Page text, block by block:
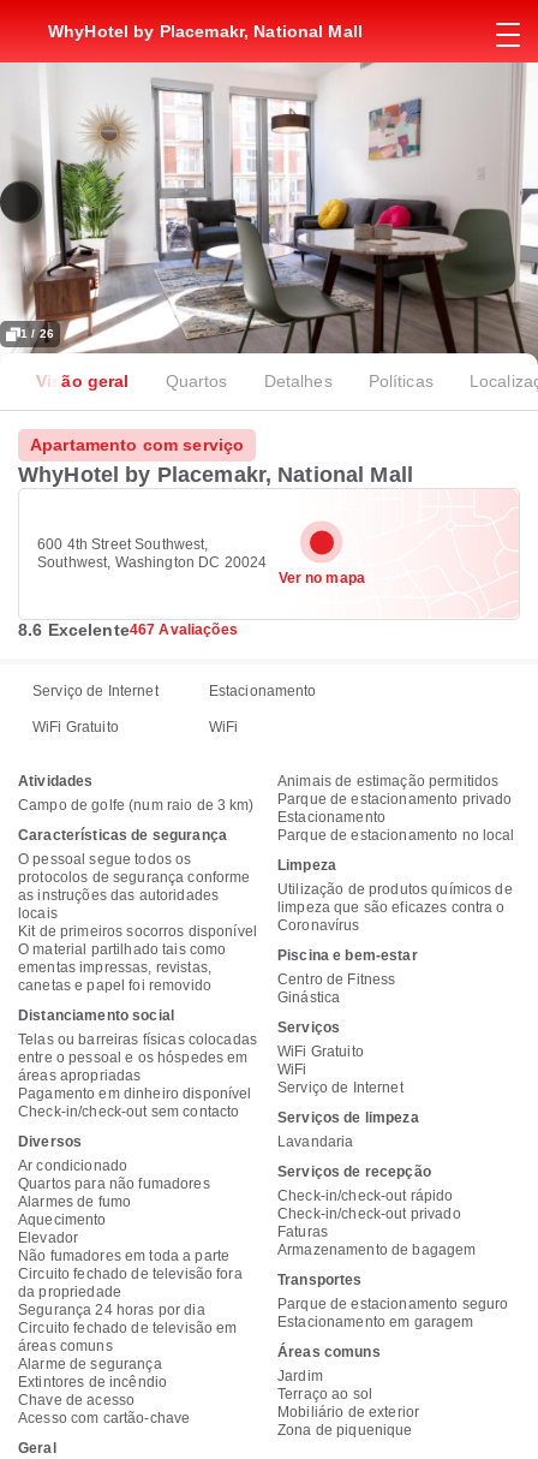
WhyHotel by Placemakr, National Mall
1 / 26
Visão geral Quartos Detalhes Políticas
Apartamento com serviço
WhyHotel by Placemakr, National Mall
600 4th Street Southwest,
Southwest, Washington DC 20024
Ver no mapa
8.6 Excelente467 Avaliações
Serviço de Internet Estacionamento
WiFi Gratuito WiFi
Atividades
Campo de golfe (num raio de 3 km)
Características de segurança
O pessoal segue todos os
protocolos de segurança conforme
as instruções das autoridades
locais
Kit de primeiros socorros disponível
O material partilhado tais como
ementas impressas, revistas,
canetas e papel foi removido
Distanciamento social
Telas ou barreiras físicas colocadas
entre o pessoal e os hóspedes em
áreas apropriadas
Pagamento em dinheiro disponível
Check-in/check-out sem contacto
Diversos
Ar condicionado
Quartos para não fumadores
Alarmes de fumo
Aquecimento
Elevador
Não fumadores em toda a parte
Circuito fechado de televisão fora
da propriedade
Segurança 24 horas por dia
Circuito fechado de televisão em
áreas comuns
Alarme de segurança
Extintores de incêndio
Chave de acesso
Acesso com cartão-chave
Geral
Animais de estimação permitidos
Parque de estacionamento privado
Estacionamento
Parque de estacionamento no local
Limpeza
Utilização de produtos químicos de
limpeza que são eficazes contra o
Coronavírus
Piscina e bem-estar
Centro de Fitness
Ginástica
Serviços
WiFi Gratuito
WiFi
Serviço de Internet
Serviços de limpeza
Lavandaria
Serviços de recepção
Check-in/check-out rápido
Check-in/check-out privado
Faturas
Armazenamento de bagagem
Transportes
Parque de estacionamento seguro
Estacionamento em garagem
Áreas comuns
Jardim
Terraço ao sol
Mobiliário de exterior
Zona de piquenique